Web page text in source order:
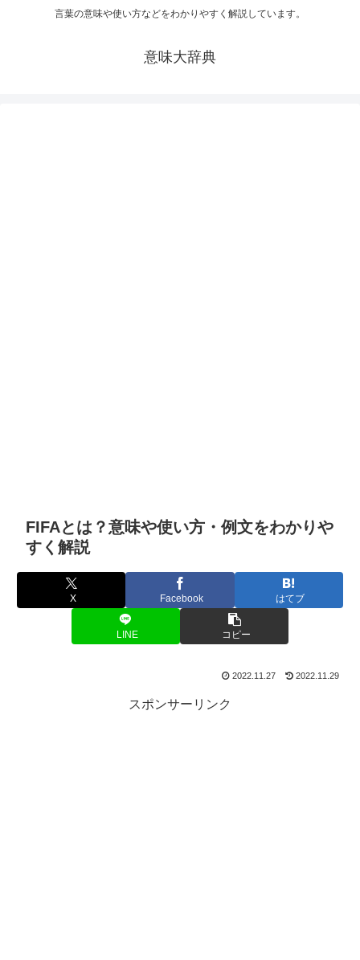
言葉の意味や使い方などをわかりやすく解説しています。
意味大辞典
FIFAとは？意味や使い方・例文をわかりや
すく解説
X Facebook はてブ
LINE コピー
2022.11.27 2022.11.29
スポンサーリンク